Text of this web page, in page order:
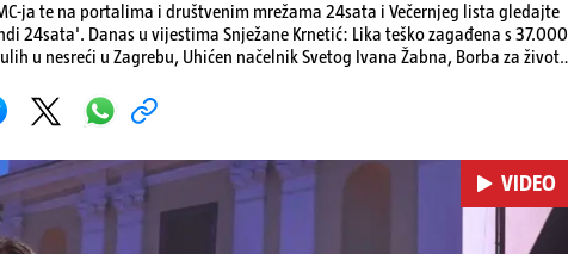
ja te na portalima i društvenim mrežama 24sata i Večernjeg lista gledajte
24sata'. Danas u vijestima Snježane Krnetić: Lika teško zagađena s 37.000
u nesreći u Zagrebu, Uhićen načelnik Svetog Ivana Žabna, Borba za život
VIDEO